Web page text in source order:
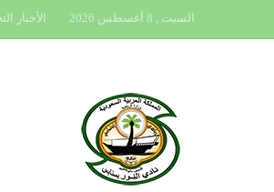
السبت , 8 أغسطس 2026 الأخبار